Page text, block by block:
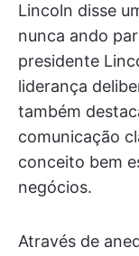
Lincoln disse
nunca ando
presidente
liderança
também
comunicação
conceito bem
negócios.
Através de